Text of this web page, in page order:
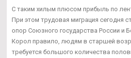
С таким хилым плюсом прибыль по
При этом трудовая миграция сегодня
опор Союзного государства России и
Корол правило, людям в старшей
требуется большого количества